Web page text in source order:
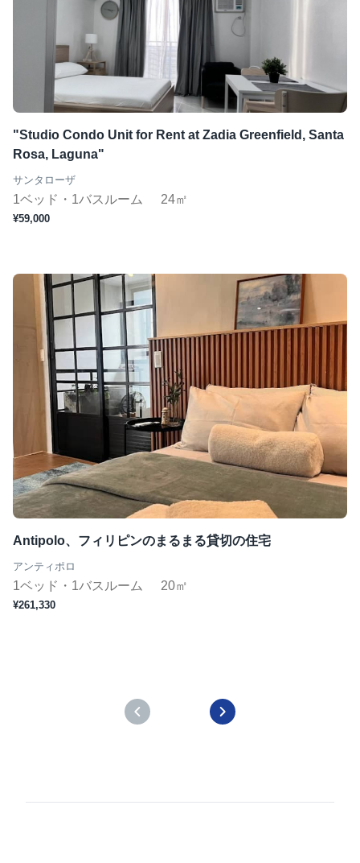
"Studio Condo Unit for Rent at Zadia Greenfield, Santa
Rosa, Laguna"
サンタローザ
1ベッド・1バスルーム 24㎡
¥59,000
Antipolo、フィリピンのまるまる貸切の住宅
アンティポロ
1ベッド・1バスルーム 20㎡
¥261,330